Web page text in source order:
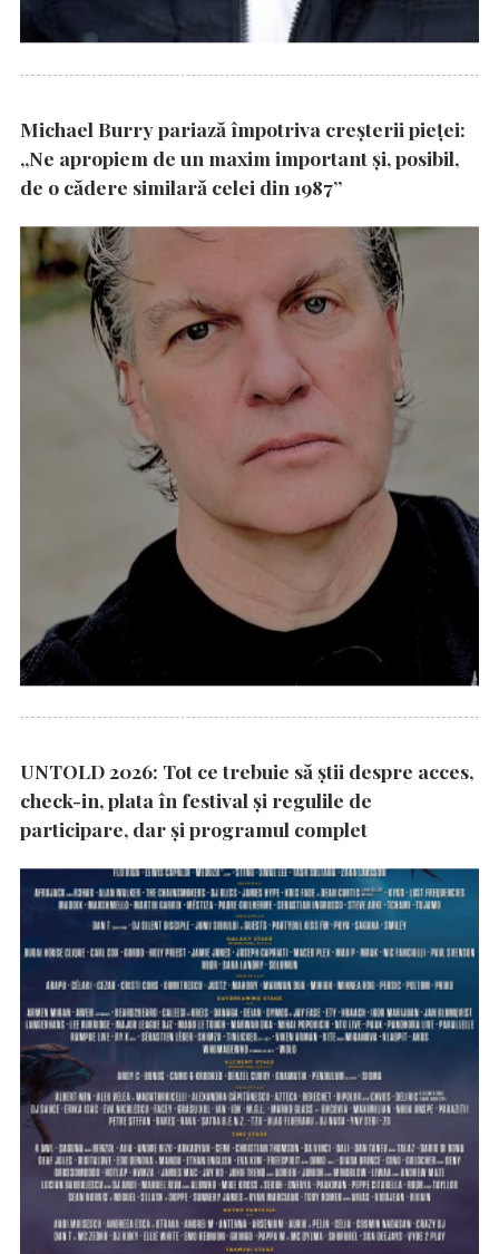
Michael Burry pariază împotriva creșterii pieței:
„Ne apropiem de un maxim important și, posibil,
de o cădere similară celei din 1987”
UNTOLD 2026: Tot ce trebuie să știi despre acces,
check-in, plata în festival și regulile de
participare, dar şi programul complet